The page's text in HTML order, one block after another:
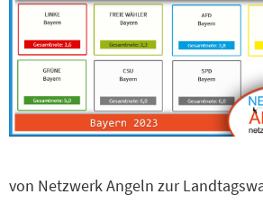
von Netzwerk Angeln zur